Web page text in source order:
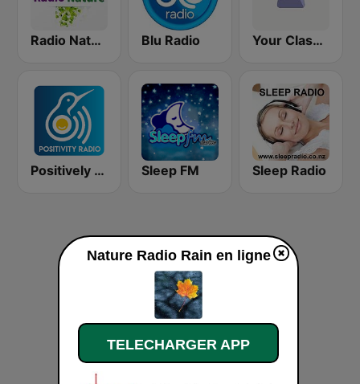
Radio Nature Blu Radio Your Classical Relax
Positively Sleep Relax Sleep FM Sleep Radio
Nature Radio Rain en ligne
TELECHARGER APP